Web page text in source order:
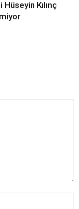
Hüseyin Kılınç